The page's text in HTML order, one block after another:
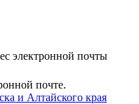
электронной почты
почте.
и Алтайского края